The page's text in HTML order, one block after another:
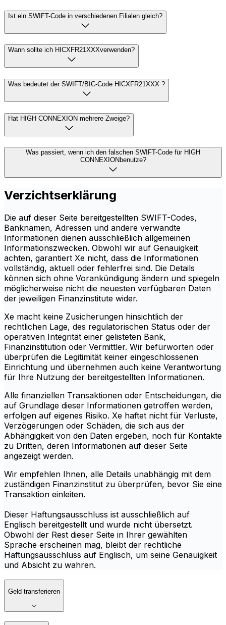
Ist ein SWIFT-Code in verschiedenen Filialen gleich?
Wann sollte ich HICXFR21XXXverwenden?
Was bedeutet der SWIFT/BIC-Code HICXFR21XXX ?
Hat HIGH CONNEXION mehrere Zweige?
Was passiert, wenn ich den falschen SWIFT-Code für HIGH
CONNEXIONbenutze?
Verzichtserklärung
Die auf dieser Seite bereitgestellten SWIFT-Codes,
Banknamen, Adressen und andere verwandte
Informationen dienen ausschließlich allgemeinen
Informationszwecken. Obwohl wir auf Genauigkeit
achten, garantiert Xe nicht, dass die Informationen
vollständig, aktuell oder fehlerfrei sind. Die Details
können sich ohne Vorankündigung ändern und spiegeln
möglicherweise nicht die neuesten verfügbaren Daten
der jeweiligen Finanzinstitute wider.
Xe macht keine Zusicherungen hinsichtlich der
rechtlichen Lage, des regulatorischen Status oder der
operativen Integrität einer gelisteten Bank,
Finanzinstitution oder Vermittler. Wir befürworten oder
überprüfen die Legitimität keiner eingeschlossenen
Einrichtung und übernehmen auch keine Verantwortung
für Ihre Nutzung der bereitgestellten Informationen.
Alle finanziellen Transaktionen oder Entscheidungen, die
auf Grundlage dieser Informationen getroffen werden,
erfolgen auf eigenes Risiko. Xe haftet nicht für Verluste,
Verzögerungen oder Schäden, die sich aus der
Abhängigkeit von den Daten ergeben, noch für Kontakte
zu Dritten, deren Informationen auf dieser Seite
angezeigt werden.
Wir empfehlen Ihnen, alle Details unabhängig mit dem
zuständigen Finanzinstitut zu überprüfen, bevor Sie eine
Transaktion einleiten.
Dieser Haftungsausschluss ist ausschließlich auf
Englisch bereitgestellt und wurde nicht übersetzt.
Obwohl der Rest dieser Seite in Ihrer gewählten
Sprache erscheinen mag, bleibt der rechtliche
Haftungsausschluss auf Englisch, um seine Genauigkeit
und Absicht zu wahren.
Geld transferieren